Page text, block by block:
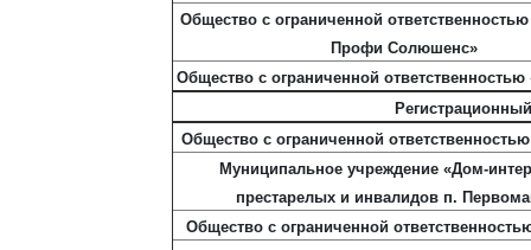
Общество с ограниченной ответственностью
Профи Солюшенс»
Общество с ограниченной
Общество с ограниченной
Муниципальное учреждение «Дом-
престарелых и инвалидов п.
Общество с ограниченной